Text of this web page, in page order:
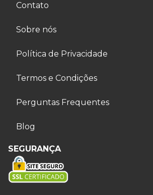
Contato
Sobre nós
Política de Privacidade
Termos e Condições
Perguntas Frequentes
Blog
SEGURANÇA